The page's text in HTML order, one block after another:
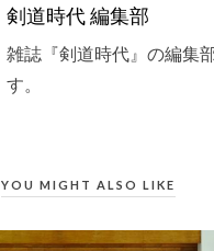
剣道時代 編集部
雑誌『剣道時代』の編集
す。
YOU MIGHT ALSO LIKE